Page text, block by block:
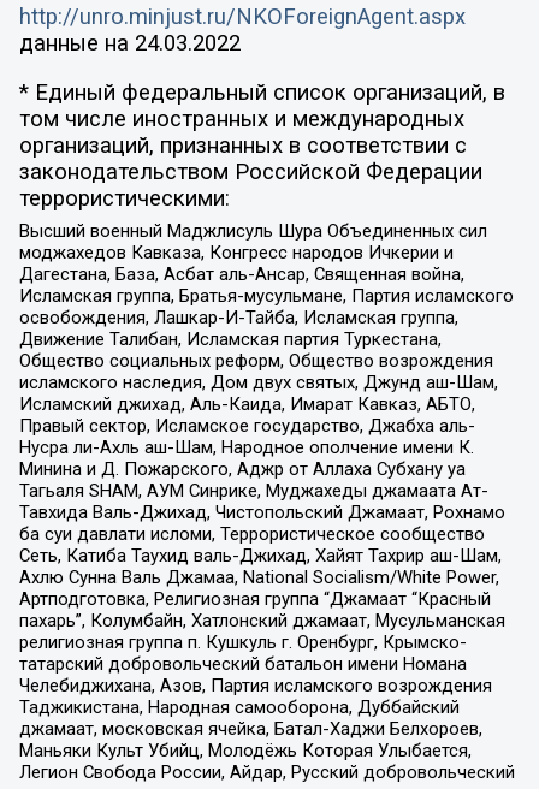
http://unro.minjust.ru/NKOForeignAgent.aspx
данные на 24.03.2022
* Единый федеральный список организаций, в
том числе иностранных и международных
организаций, признанных в соответствии с
законодательством Российской Федерации
террористическими:
Высший военный Маджлисуль Шура Объединенных сил
моджахедов Кавказа, Конгресс народов Ичкерии и
Дагестана, База, Асбат аль-Ансар, Священная война,
Исламская группа, Братья-мусульмане, Партия исламского
освобождения, Лашкар-И-Тайба, Исламская группа,
Движение Талибан, Исламская партия Туркестана,
Общество социальных реформ, Общество возрождения
исламского наследия, Дом двух святых, Джунд аш-Шам,
Исламский джихад, Аль-Каида, Имарат Кавказ, АБТО,
Правый сектор, Исламское государство, Джабха аль-
Нусра ли-Ахль аш-Шам, Народное ополчение имени К.
Минина и Д. Пожарского, Аджр от Аллаха Субхану уа
Тагьаля SHAM, АУМ Синрике, Муджахеды джамаата Ат-
Тавхида Валь-Джихад, Чистопольский Джамаат, Рохнамо
ба суи давлати исломи, Террористическое сообщество
Сеть, Катиба Таухид валь-Джихад, Хайят Тахрир аш-Шам,
Ахлю Сунна Валь Джамаа, National Socialism/White Power,
Артподготовка, Религиозная группа “Джамаат “Красный
пахарь”, Колумбайн, Хатлонский джамаат, Мусульманская
религиозная группа п. Кушкуль г. Оренбург, Крымско-
татарский добровольческий батальон имени Номана
Челебиджихана, Азов, Партия исламского возрождения
Таджикистана, Народная самооборона, Дуббайский
джамаат, московская ячейка, Батал-Хаджи Белхороев,
Маньяки Культ Убийц, Молодёжь Которая Улыбается,
Легион Свобода России, Айдар, Русский добровольческий